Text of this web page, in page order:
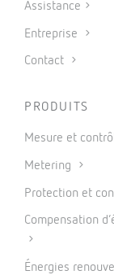
Assistance
Entreprise
Contact
PRODUITS
Mesure et
Metering
Protection et
Compensation
Énergies